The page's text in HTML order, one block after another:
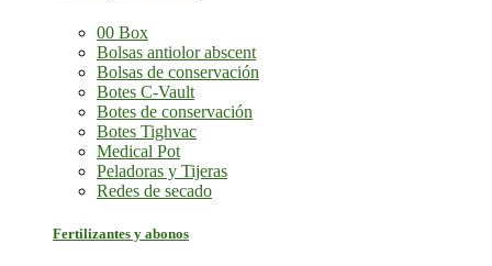
00 Box
Bolsas antiolor abscent
Bolsas de conservación
Botes C-Vault
Botes de conservación
Botes Tighvac
Medical Pot
Peladoras y Tijeras
Redes de secado
Fertilizantes y abonos